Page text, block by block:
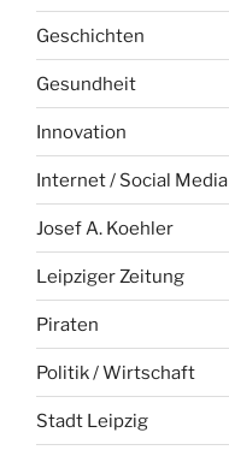
Geschichten
Gesundheit
Innovation
Internet / Social Media
Josef A. Koehler
Leipziger Zeitung
Piraten
Politik / Wirtschaft
Stadt Leipzig